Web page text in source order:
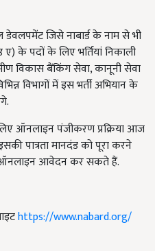
जिसे नाबार्ड के नाम से भी
ए) के पदों के लिए भर्तियां निकाली
विकास बैंकिंग सेवा, कानूनी सेवा
विभागों में इस भर्ती अभियान के
ऑनलाइन पंजीकरण प्रक्रिया आज
पात्रता मानदंड को पूरा करने
आवेदन कर सकते हैं.
https://www.nabard.org/